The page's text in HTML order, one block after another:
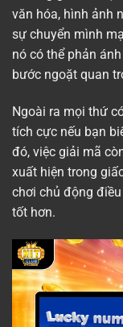
văn hóa, hình ảnh
sự chuyển mình
nó có thể phản
bước ngoặt quan
Ngoài ra mọi thứ
tích cực nếu bạn
đó, việc giải mã
xuất hiện trong
chơi chủ động
tốt hơn.